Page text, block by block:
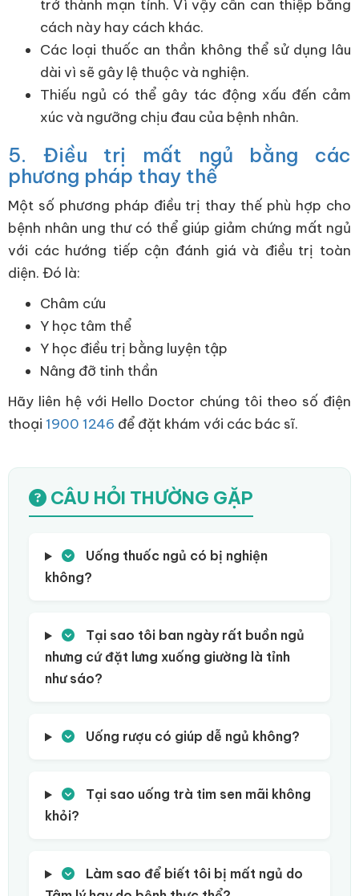
trở thành mạn tính. Vì vậy cần can thiệp bằng
cách này hay cách khác.
Các loại thuốc an thần không thể sử dụng lâu
dài vì sẽ gây lệ thuộc và nghiện.
Thiếu ngủ có thể gây tác động xấu đến cảm
xúc và ngưỡng chịu đau của bệnh nhân.
5. Điều trị mất ngủ bằng các
phương pháp thay thế
Một số phương pháp điều trị thay thế phù hợp cho
bệnh nhân ung thư có thể giúp giảm chứng mất ngủ
với các hướng tiếp cận đánh giá và điều trị toàn
diện. Đó là:
Châm cứu
Y học tâm thể
Y học điều trị bằng luyện tập
Nâng đỡ tinh thần
Hãy liên hệ với Hello Doctor chúng tôi theo số điện
thoại 1900 1246 để đặt khám với các bác sĩ.
CÂU HỎI THƯỜNG GẶP
Uống thuốc ngủ có bị nghiện
không?
Tại sao tôi ban ngày rất buồn ngủ
nhưng cứ đặt lưng xuống giường là tỉnh
như sáo?
Uống rượu có giúp dễ ngủ không?
Tại sao uống trà tim sen mãi không
khỏi?
Làm sao để biết tôi bị mất ngủ do